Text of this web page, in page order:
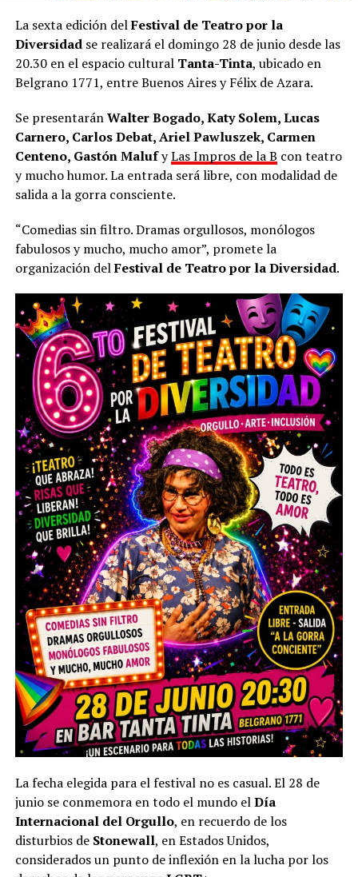
La sexta edición delFestival de Teatro por la
Diversidadse realizará el domingo 28 de junio desde las
20.30 en el espacio cultural Tanta-Tinta, ubicado en
Belgrano 1771, entre Buenos Aires y Félix de Azara.
Se presentaránWalter Bogado, Katy Solem, Lucas
Carnero, Carlos Debat, Ariel Pawluszek, Carmen
Centeno, Gastón MalufyLas Impros de la B con teatro
y mucho humor. La entrada será libre, con modalidad de
salida a la gorra consciente.
“Comedias sin filtro. Dramas orgullosos, monólogos
fabulosos y mucho, mucho amor”, promete la
organización delFestival de Teatro por la Diversidad.
La fecha elegida para el festival no es casual. El 28 de
junio se conmemora en todo el mundo elDía
Internacional del Orgullo, en recuerdo de los
disturbios de Stonewall, en Estados Unidos,
considerados un punto de inflexión en la lucha por los